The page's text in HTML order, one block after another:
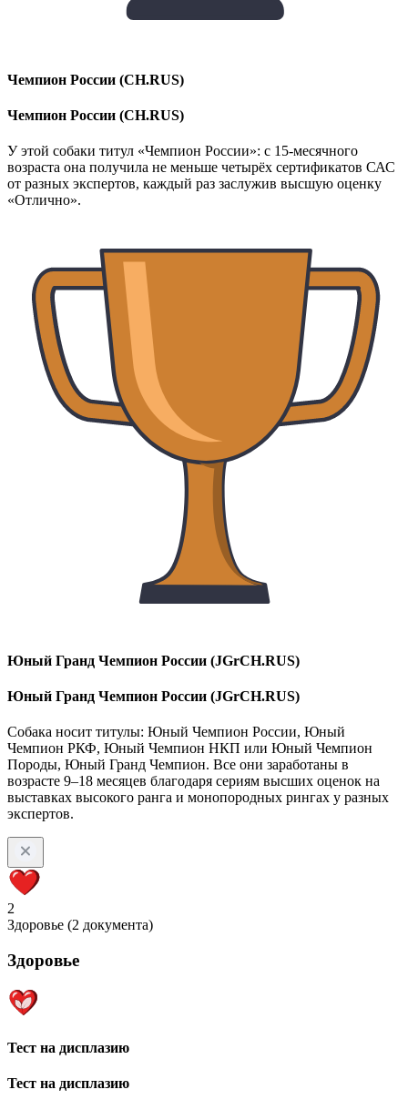
Чемпион России (CH.RUS)
Чемпион России (CH.RUS)
У этой собаки титул «Чемпион России»: с 15-месячного
возраста она получила не меньше четырёх сертификатов САС
от разных экспертов, каждый раз заслужив высшую оценку
«Отлично».
Юный Гранд Чемпион России (JGrCH.RUS)
Юный Гранд Чемпион России (JGrCH.RUS)
Собака носит титулы: Юный Чемпион России, Юный
Чемпион РКФ, Юный Чемпион НКП или Юный Чемпион
Породы, Юный Гранд Чемпион. Все они заработаны в
возрасте 9–18 месяцев благодаря сериям высших оценок на
выставках высокого ранга и монопородных рингах у разных
экспертов.
2
Здоровье (2 документа)
Здоровье
Тест на дисплазию
Тест на дисплазию